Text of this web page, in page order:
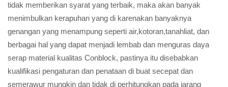
tidak memberikan syarat yang terbaik, maka akan banyak
menimbulkan kerapuhan yang di karenakan banyaknya
genangan yang menampung seperti air,kotoran,tanahliat, dan
berbagai hal yang dapat menjadi lembab dan menguras daya
serap material kualitas Conblock, pastinya itu disebabkan
kualifikasi pengaturan dan penataan di buat secepat dan
semerawur mungkin dan tidak di perhitungkan pada jarang